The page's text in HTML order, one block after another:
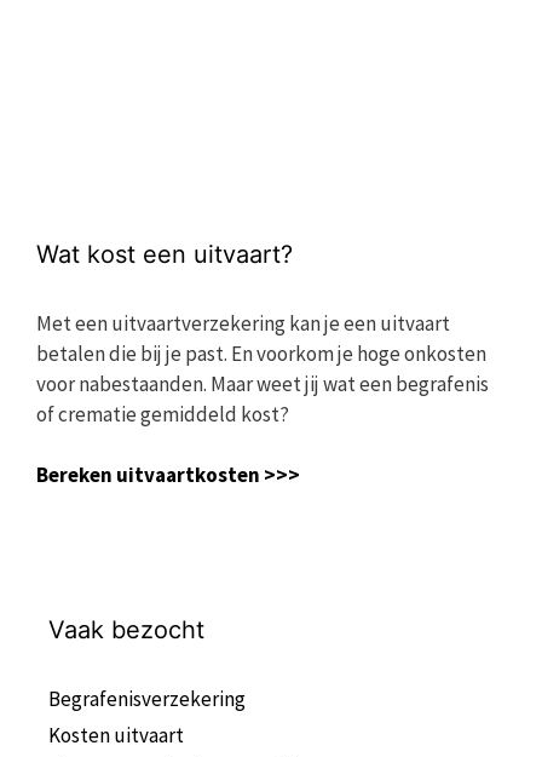
Wat kost een uitvaart?
Met een uitvaartverzekering kan je een uitvaart
betalen die bij je past. En voorkom je hoge onkosten
voor nabestaanden. Maar weet jij wat een begrafenis
of crematie gemiddeld kost?
Bereken uitvaartkosten >>>
Vaak bezocht
Begrafenisverzekering
Kosten uitvaart